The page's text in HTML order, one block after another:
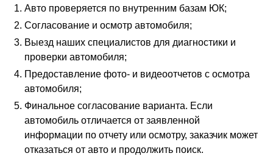
Авто проверяется по внутренним базам ЮК;
Согласование и осмотр автомобиля;
Выезд наших специалистов для диагностики и
проверки автомобиля;
Предоставление фото- и видеоотчетов с осмотра
автомобиля;
Финальное согласование варианта. Если
автомобиль отличается от заявленной
информации по отчету или осмотру, заказчик может
отказаться от авто и продолжить поиск.